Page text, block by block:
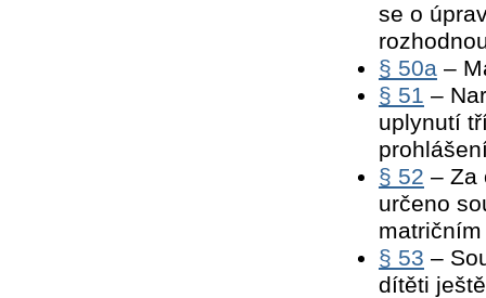
se o
§ 50a–
§ 51 –
uplynutí
§ 52 – Za
určeno
§ 53 –
dítěti